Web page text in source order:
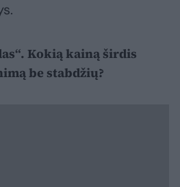
Kokią kainą širdis
be stabdžių?